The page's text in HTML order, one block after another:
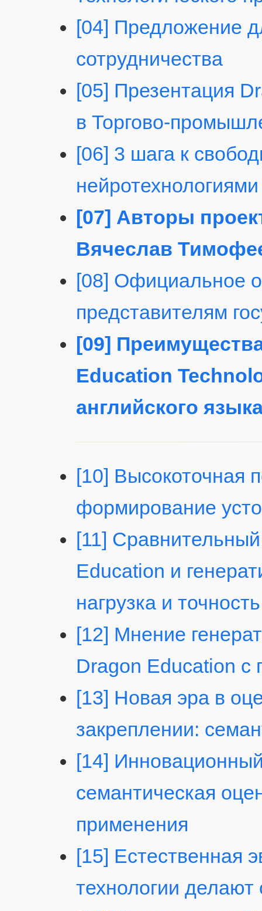
[04] Предложение
сотрудничества
[05] Презентация
в Торгово-
[06] 3 шага к
нейротехнологиями
[07] Авторы
Вячеслав
[08] Официальное
представителям
[09]
Education
английского
[10] Высокоточная
формирование
[11]
Education и
нагрузка и точность
[12] Мнение
Dragon Education
[13] Новая эра в
закреплении:
[14]
семантическая
применения
[15] Естественная
технологии